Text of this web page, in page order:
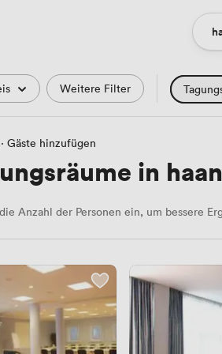
Ort
Weitere Filter
· Gäste hinzufügen
in haan
Anzahl der Personen ein, um bessere